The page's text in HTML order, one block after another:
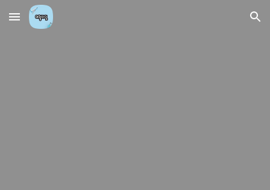
Skip to main content Skip to navigation